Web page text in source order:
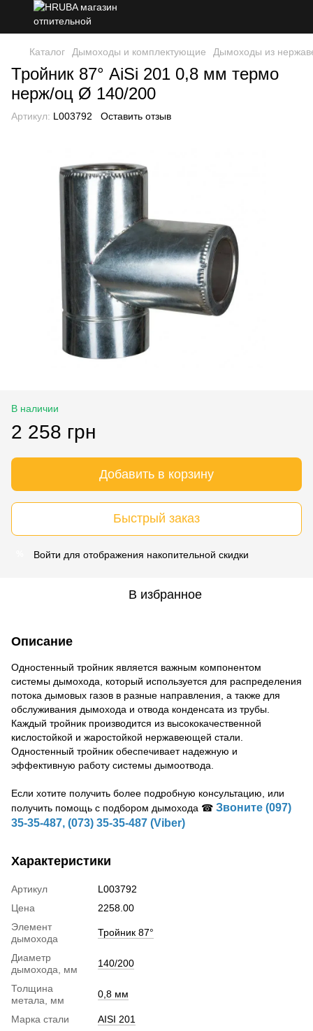
Каталог Дымоходы и комплектующие Дымоходы из
Тройник 87° AiSi 201 0,8 мм термо
нерж/оц Ø 140/200
Артикул: L003792 Оставить отзыв
В наличии
2 258 грн
Добавить в корзину
Быстрый заказ
Войти для отображения накопительной скидки
В избранное
Описание
Одностенный тройник является важным компонентом
системы дымохода, который используется для распределения
потока дымовых газов в разные направления, а также для
обслуживания дымохода и отвода конденсата из трубы.
Каждый тройник производится из высококачественной
кислостойкой и жаростойкой нержавеющей стали.
Одностенный тройник обеспечивает надежную и
эффективную работу системы дымоотвода.
Если хотите получить более подробную консультацию, или
получить помощь с подбором дымохода ☎ Звоните (097)
35-35-487, (073) 35-35-487 (Viber)
Характеристики
Артикул
L003792
Цена
2258.00
Элемент
дымохода
Тройник 87°
Диаметр
дымохода, мм
140/200
Толщина
метала, мм
0,8 мм
Марка стали
AISI 201